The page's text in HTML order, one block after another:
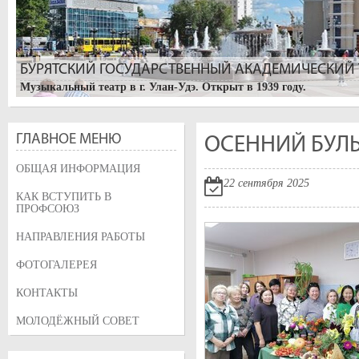
БУРЯТСКИЙ ГОСУДАРСТВЕННЫЙ АКАДЕМИЧЕСКИЙ
Музыкальный театр в г. Улан-Удэ. Открыт в 1939 году.
УЛАН-УДЭ. БУРЯТСКИЙ АРБАТ
Изначально, улица называлась Трактовая, так как по ней
Большая Николаевская, после визита цесаревича Николая.
была переименована в его честь, и на ней горожане высадили
ГЛАВНОЕ МЕНЮ
ОБЩАЯ ИНФОРМАЦИЯ
КАК ВСТУПИТЬ В
ПРОФСОЮЗ
НАПРАВЛЕНИЯ РАБОТЫ
ФОТОГАЛЕРЕЯ
КОНТАКТЫ
МОЛОДЁЖНЫЙ СОВЕТ
ОСЕННИЙ
22 сентября 2025